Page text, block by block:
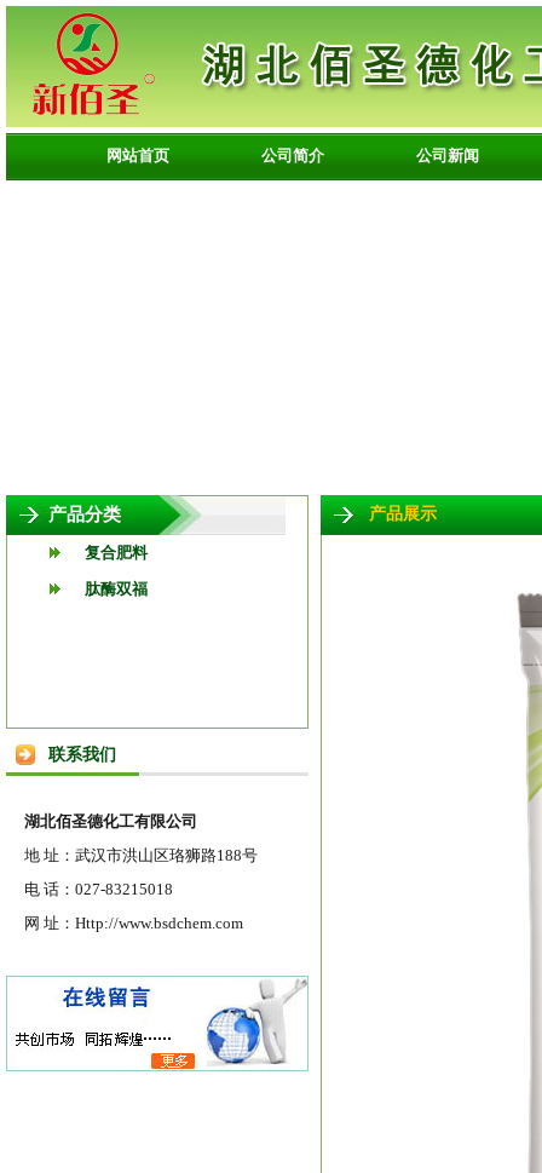
网站首页 公司简介 公司新闻
产品分类
复合肥料
肽酶双福
联系我们
湖北佰圣德化工有限公司
地 址：武汉市洪山区珞狮路188号
电 话：027-83215018
网 址：Http://www.bsdchem.com
产品展示